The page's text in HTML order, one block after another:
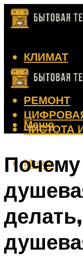
КЛИМАТ
КРАСОТА
КУХНЯ
РЕМОНТ
ЧИСТОТА
Меню
Меню
Почему